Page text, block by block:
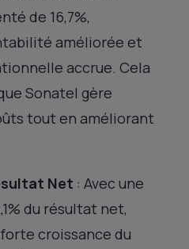
de 16,7%,
améliorée et
accrue. Cela
Sonatel gère
tout en améliorant
Net : Avec une
du résultat net,
croissance du